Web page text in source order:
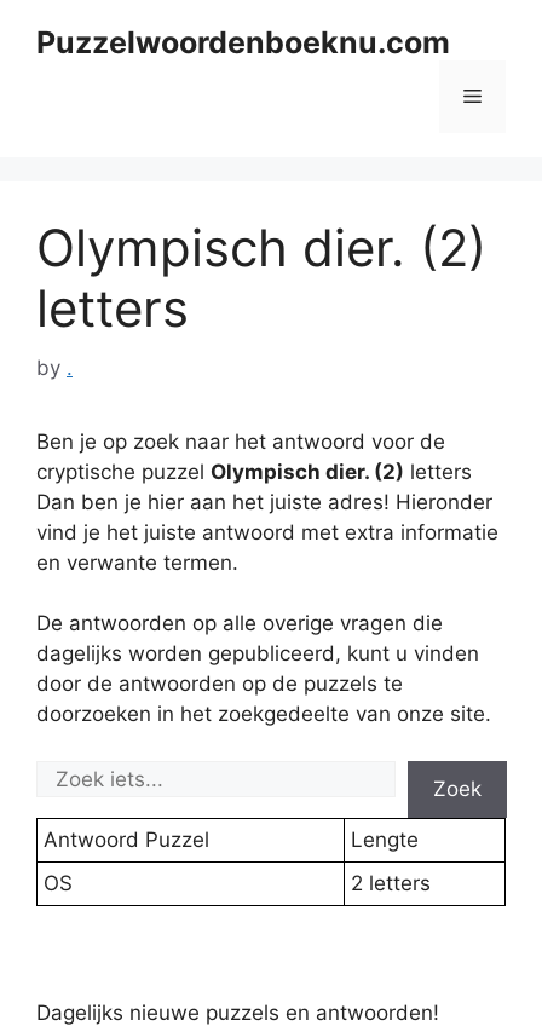
Puzzelwoordenboeknu.com
Menu
Olympisch dier. (2)
letters
by .
Ben je op zoek naar het antwoord voor de
cryptische puzzel Olympisch dier. (2) letters
Dan ben je hier aan het juiste adres! Hieronder
vind je het juiste antwoord met extra informatie
en verwante termen.
De antwoorden op alle overige vragen die
dagelijks worden gepubliceerd, kunt u vinden
door de antwoorden op de puzzels te
doorzoeken in het zoekgedeelte van onze site.
Zoek
Antwoord Puzzel
Lengte
OS
2 letters
Dagelijks nieuwe puzzels en antwoorden!